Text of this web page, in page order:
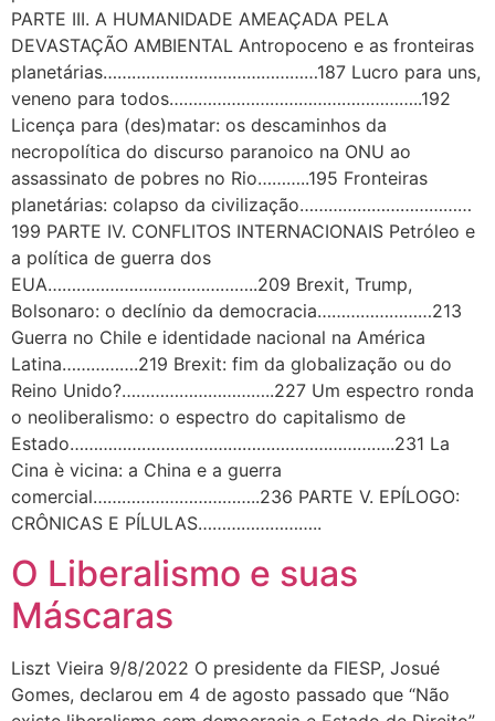
PARTE III. A HUMANIDADE AMEAÇADA PELA
DEVASTAÇÃO AMBIENTAL Antropoceno e as fronteiras
planetárias………………………………………187 Lucro para uns,
veneno para todos……………………………………………..192
Licença para (des)matar: os descaminhos da
necropolítica do discurso paranoico na ONU ao
assassinato de pobres no Rio………..195 Fronteiras
planetárias: colapso da civilização………………………………
199 PARTE IV. CONFLITOS INTERNACIONAIS Petróleo e
a política de guerra dos
EUA……………………………………..209 Brexit, Trump,
Bolsonaro: o declínio da democracia……………………213
Guerra no Chile e identidade nacional na América
Latina…………….219 Brexit: fim da globalização ou do
Reino Unido?…………………………..227 Um espectro ronda
o neoliberalismo: o espectro do capitalismo de
Estado…………………………………………………………..231 La
Cina è vicina: a China e a guerra
comercial……………………………..236 PARTE V. EPÍLOGO:
CRÔNICAS E PÍLULAS……………………..
O Liberalismo e suas
Máscaras
Liszt Vieira 9/8/2022 O presidente da FIESP, Josué
Gomes, declarou em 4 de agosto passado que “Não